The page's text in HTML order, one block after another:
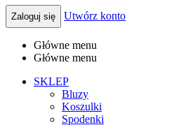
Zaloguj się Utwórz konto
Główne menu
Główne menu
SKLEP
Bluzy
Koszulki
Spodenki